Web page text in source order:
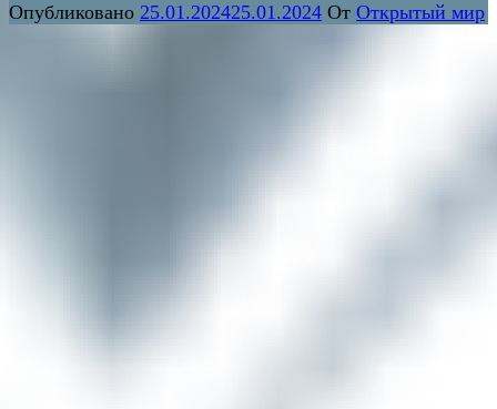
Опубликовано 25.01.202425.01.2024 От Открытый мир